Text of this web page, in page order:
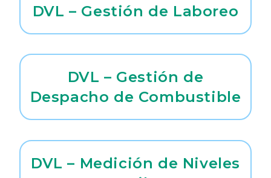
DVL – Gestión de Laboreo
DVL – Gestión de
Despacho de Combustible
DVL – Medición de Niveles